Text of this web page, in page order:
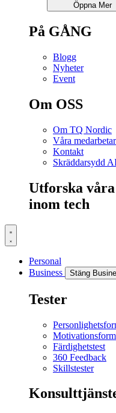
Öppna Mer
På GÅNG
Blogg
Nyheter
Event
Om OSS
Om TQ Nordic
Våra
Kontakt
Skräddarsydd
Utforska
inom tech
Personal
Business
Stäng
Tester
Färdighetstest
360 Feedback
Skillstester